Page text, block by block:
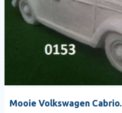
Mooie Volkswagen Cabrio.